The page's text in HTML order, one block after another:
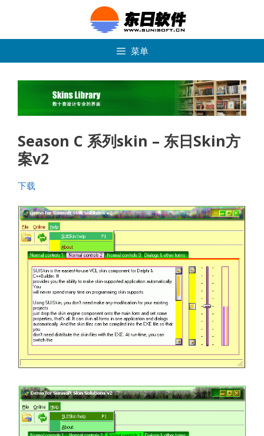
菜单
Season C 系列skin – 东日Skin方
案v2
下载